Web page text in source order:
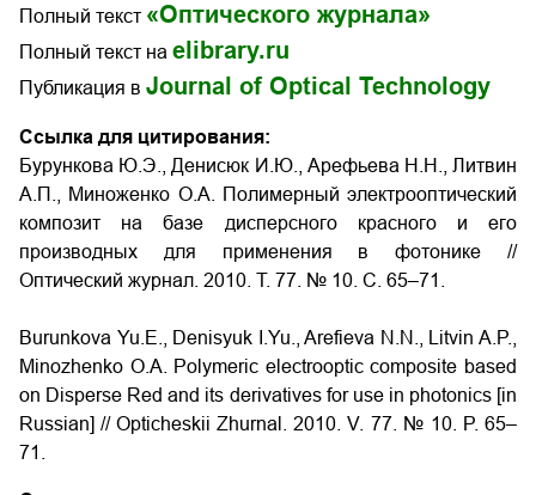
Полный текст «Оптического журнала»
Полный текст на elibrary.ru
Публикация в Journal of Optical Technology
Ссылка для цитирования:
Бурункова Ю.Э., Денисюк И.Ю., Арефьева Н.Н., Литвин
А.П., Миноженко О.А. Полимерный электрооптический
композит на базе дисперсного красного и его
производных для применения в фотонике //
Оптический журнал. 2010. Т. 77. № 10. С. 65–71.
Burunkova Yu.E., Denisyuk I.Yu., Arefieva N.N., Litvin A.P.,
Minozhenko O.A. Polymeric electrooptic composite based
on Disperse Red and its derivatives for use in photonics [in
Russian] // Opticheskii Zhurnal. 2010. V. 77. № 10. P. 65–
71.